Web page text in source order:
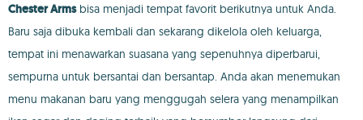
Chester Armsbisa menjadi tempat favorit berikutnya untuk Anda.
Baru saja dibuka kembali dan sekarang dikelola oleh keluarga,
tempat ini menawarkan suasana yang sepenuhnya diperbarui,
sempurna untuk bersantai dan bersantap. Anda akan menemukan
menu makanan baru yang menggugah selera yang menampilkan